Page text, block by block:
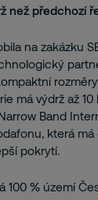
než předchozí
na zakázku
má výdrž až
Band
která
pokrytí.
100 % území